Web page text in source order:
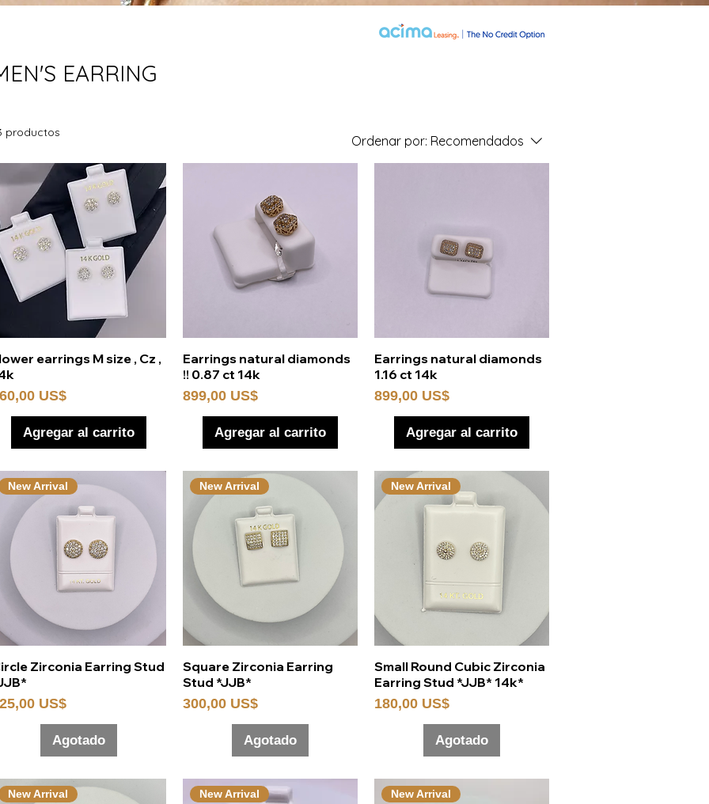
EARRING
productos
Ordenar por: Recomendados
Vista rápida
earrings M size , Cz ,
US$
Agregar al carrito
Vista rápida
Earrings natural diamonds
!! 0.87 ct 14k
Precio
899,00 US$
Agregar al carrito
Vista rápida
Earrings natural diamonds
1.16 ct 14k
Precio
899,00 US$
Agregar al carrito
Vista rápida
New Arrival
Zirconia Earring Stud
US$
Agotado
Vista rápida
New Arrival
Square Zirconia Earring
Stud *JJB*
Precio
300,00 US$
Agotado
Vista rápida
New Arrival
Small Round Cubic Zirconia
Earring Stud *JJB* 14k*
Precio
180,00 US$
Agotado
New Arrival New Arrival New Arrival